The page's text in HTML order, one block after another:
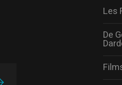
Les
De